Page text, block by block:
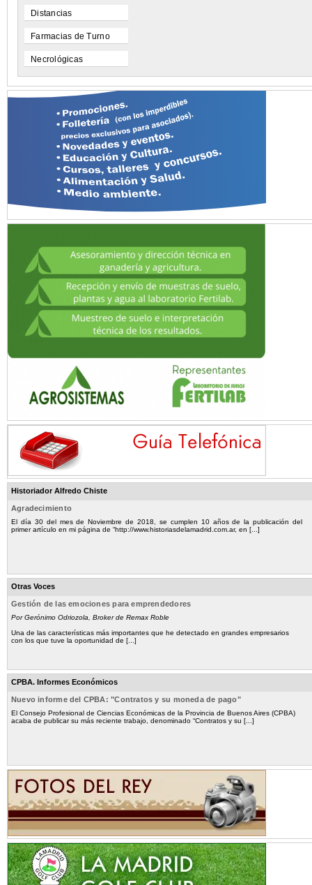
Distancias
Farmacias de Turno
Necrológicas
Historiador Alfredo Chiste
Agradecimiento
El día 30 del mes de Noviembre de 2018, se cumplen 10 años de la publicación del
primer artículo en mi página de “http://www.historiasdelamadrid.com.ar, en [...]
Otras Voces
Gestión de las emociones para emprendedores
Por Gerónimo Odriozola, Broker de Remax Roble
Una de las características más importantes que he detectado en grandes empresarios
con los que tuve la oportunidad de [...]
CPBA. Informes Económicos
Nuevo informe del CPBA: "Contratos y su moneda de pago"
El Consejo Profesional de Ciencias Económicas de la Provincia de Buenos Aires (CPBA)
acaba de publicar su más reciente trabajo, denominado “Contratos y su [...]